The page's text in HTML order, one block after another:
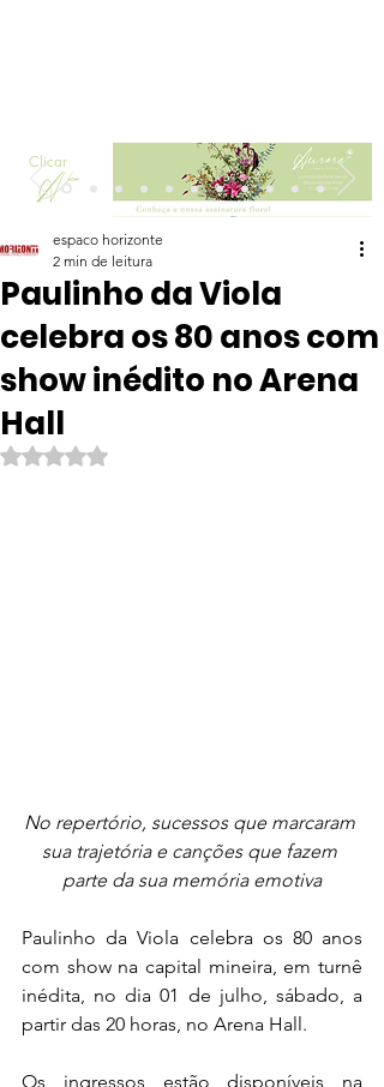
Clicar
Paulinho da Viola
celebra os 80 anos com
show inédito no Arena
Hall
espaco horizonte
2 min de leitura
Avaliado com NaN de 5 estrelas.
No repertório, sucessos que marcaram
sua trajetória e canções que fazem
parte da sua memória emotiva
Paulinho da Viola celebra os 80 anos
com show na capital mineira, em turnê
inédita, no dia 01 de julho, sábado, a
partir das 20 horas, no Arena Hall.
Os ingressos estão disponíveis na